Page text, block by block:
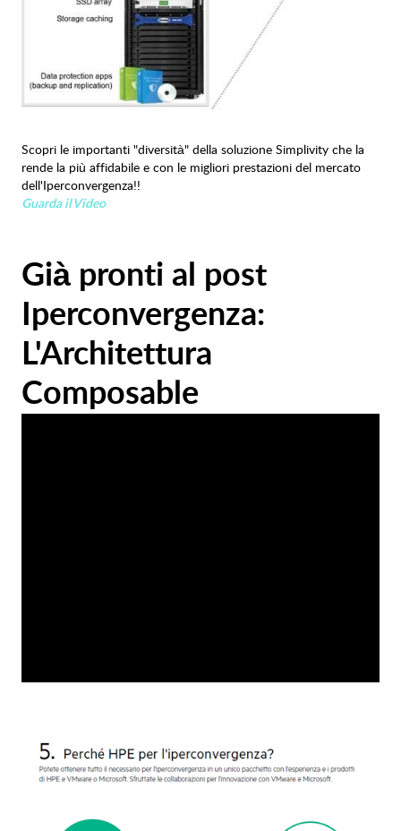
Scopri le importanti "diversità" della soluzione Simplivity che la
rende la più affidabile e con le migliori prestazioni del mercato
dell'Iperconvergenza!!
Guarda il Video
Già pronti al post
Iperconvergenza:
L'Architettura
Composable